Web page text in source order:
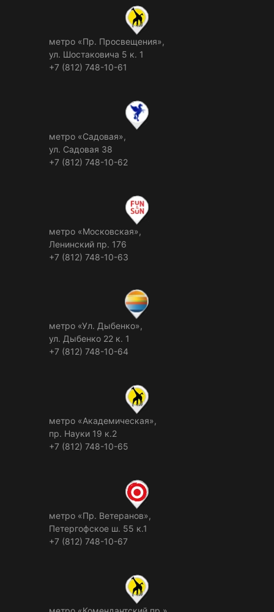
метро «Пр. Просвещения»,
ул. Шостаковича 5 к. 1
+7 (812) 748-10-61
метро «Садовая»,
ул. Садовая 38
+7 (812) 748-10-62
метро «Московская»,
Ленинский пр. 176
+7 (812) 748-10-63
метро «Ул. Дыбенко»,
ул. Дыбенко 22 к. 1
+7 (812) 748-10-64
метро «Академическая»,
пр. Науки 19 к.2
+7 (812) 748-10-65
метро «Пр. Ветеранов»,
Петергофское ш. 55 к.1
+7 (812) 748-10-67